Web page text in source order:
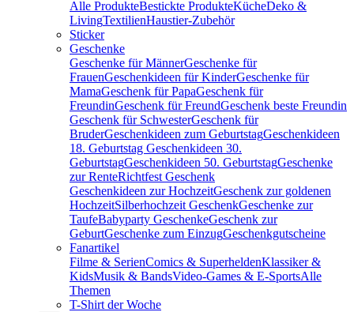
Alle ProdukteBestickte ProdukteKücheDeko &
LivingTextilienHaustier-Zubehör
Sticker
Geschenke
Geschenke für MännerGeschenke für
FrauenGeschenkideen für KinderGeschenke für
MamaGeschenk für PapaGeschenk für
FreundinGeschenk für FreundGeschenk beste Freundin
Geschenk für SchwesterGeschenk für
BruderGeschenkideen zum GeburtstagGeschenkideen
18. Geburtstag Geschenkideen 30.
GeburtstagGeschenkideen 50. GeburtstagGeschenke
zur RenteRichtfest Geschenk
Geschenkideen zur HochzeitGeschenk zur goldenen
HochzeitSilberhochzeit GeschenkGeschenke zur
TaufeBabyparty GeschenkeGeschenk zur
GeburtGeschenke zum EinzugGeschenkgutscheine
Fanartikel
Filme & SerienComics & SuperheldenKlassiker &
KidsMusik & BandsVideo-Games & E-SportsAlle
Themen
T-Shirt der Woche